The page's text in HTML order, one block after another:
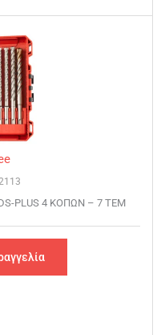
PLUS 4 ΚΟΠΩΝ – 7 ΤΕΜ